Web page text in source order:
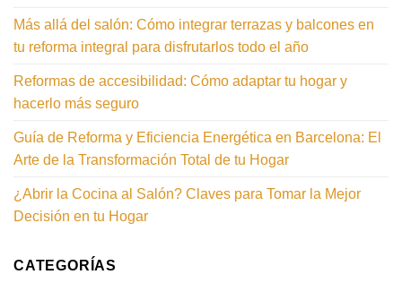
Más allá del salón: Cómo integrar terrazas y balcones en
tu reforma integral para disfrutarlos todo el año
Reformas de accesibilidad: Cómo adaptar tu hogar y
hacerlo más seguro
Guía de Reforma y Eficiencia Energética en Barcelona: El
Arte de la Transformación Total de tu Hogar
¿Abrir la Cocina al Salón? Claves para Tomar la Mejor
Decisión en tu Hogar
CATEGORÍAS